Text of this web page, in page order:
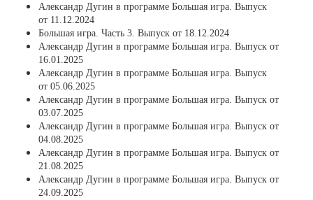
Александр Дугин в программе Большая игра. Выпуск
от 11.12.2024
Большая игра. Часть 3. Выпуск от 18.12.2024
Александр Дугин в программе Большая игра. Выпуск от
16.01.2025
Александр Дугин в программе Большая игра. Выпуск
от 05.06.2025
Александр Дугин в программе Большая игра. Выпуск от
03.07.2025
Александр Дугин в программе Большая игра. Выпуск от
04.08.2025
Александр Дугин в программе Большая игра. Выпуск от
21.08.2025
Александр Дугин в программе Большая игра. Выпуск от
24.09.2025